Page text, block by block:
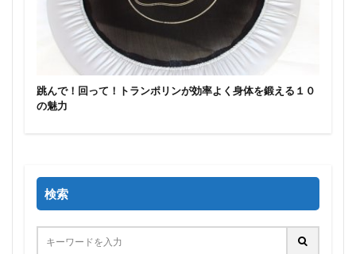
跳んで！回って！トランポリンが効率よく身体を鍛える１０
の魅力
検索